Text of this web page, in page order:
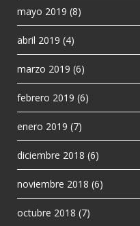
mayo 2019 (8)
abril 2019 (4)
marzo 2019 (6)
febrero 2019 (6)
enero 2019 (7)
diciembre 2018 (6)
noviembre 2018 (6)
octubre 2018 (7)